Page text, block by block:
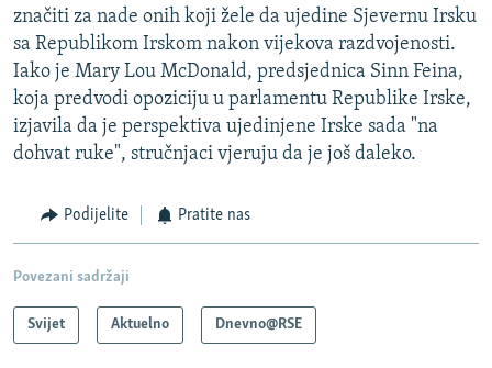
značiti za nade onih koji žele da ujedine Sjevernu Irsku
sa Republikom Irskom nakon vijekova razdvojenosti.
Iako je Mary Lou McDonald, predsjednica Sinn Feina,
koja predvodi opoziciju u parlamentu Republike Irske,
izjavila da je perspektiva ujedinjene Irske sada "na
dohvat ruke", stručnjaci vjeruju da je još daleko.
Podijelite Pratite nas
Povezani sadržaji
Svijet Aktuelno Dnevno@RSE